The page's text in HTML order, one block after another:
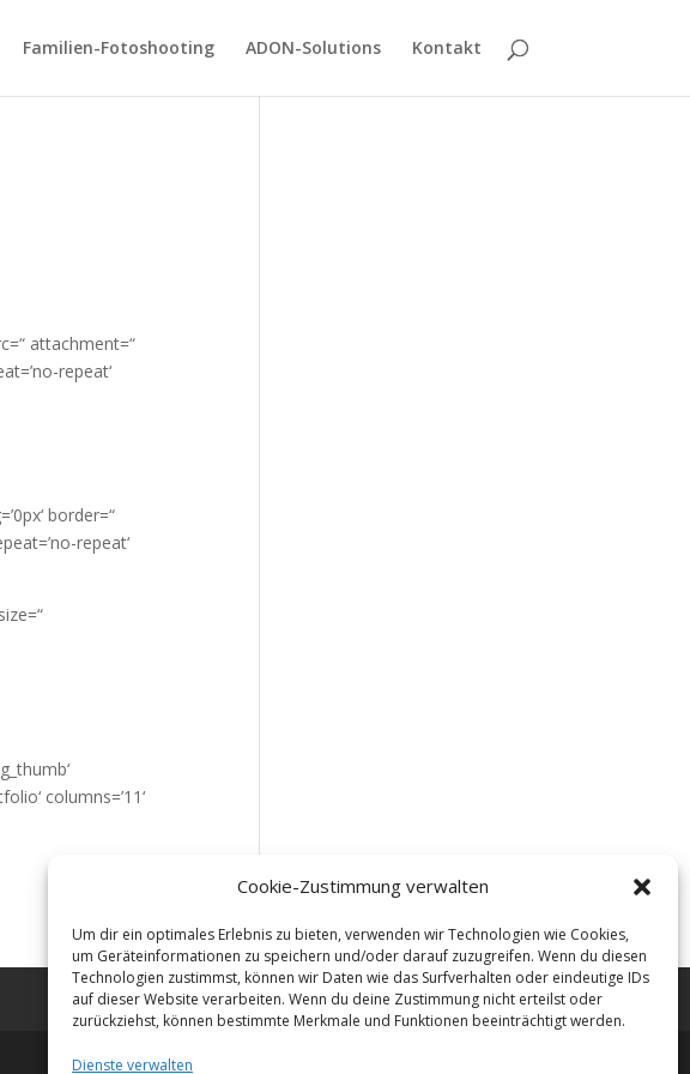
Cookie-Zustimmung verwalten
Um dir ein optimales Erlebnis zu bieten, verwenden wir Technologien wie Cookies,
um Geräteinformationen zu speichern und/oder darauf zuzugreifen. Wenn du diesen
Technologien zustimmst, können wir Daten wie das Surfverhalten oder eindeutige IDs
auf dieser Website verarbeiten. Wenn du deine Zustimmung nicht erteilst oder
zurückziehst, können bestimmte Merkmale und Funktionen beeinträchtigt werden.
Dienste verwalten
Familien-Fotoshooting ADON-Solutions Kontakt
attachment=“
repeat‘
border=“
repeat‘
columns=’11‘